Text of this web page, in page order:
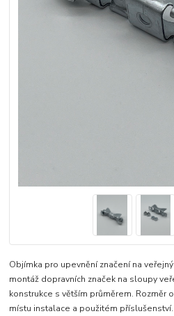
Objímka pro upevnění značení na
montáž dopravních značek na sloupy
konstrukce s větším průměrem. Rozměr
místu instalace a použitém